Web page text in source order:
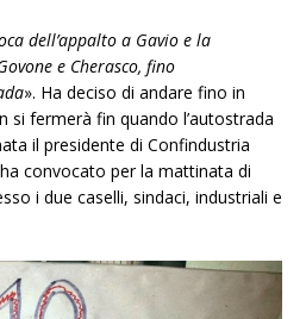
dell’appalto a Gavio e la
e Cherasco, fino
». Ha deciso di andare fino in
si fermerà fin quando l’autostrada
il presidente di Confindustria
convocato per la mattinata di
i due caselli, sindaci, industriali e